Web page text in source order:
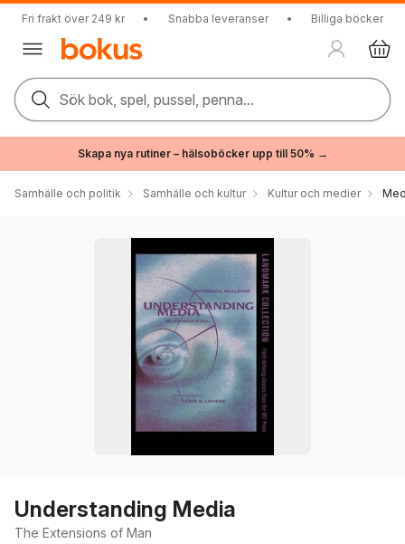
Fri frakt över 249 kr • Snabba leveranser • Billiga böcker
Sök bok, spel, pussel, penna...
Skapa nya rutiner – hälsoböcker upp till 50% →
Samhälle och politik Samhälle och kultur Kultur och medier
Understanding Media
The Extensions of Man